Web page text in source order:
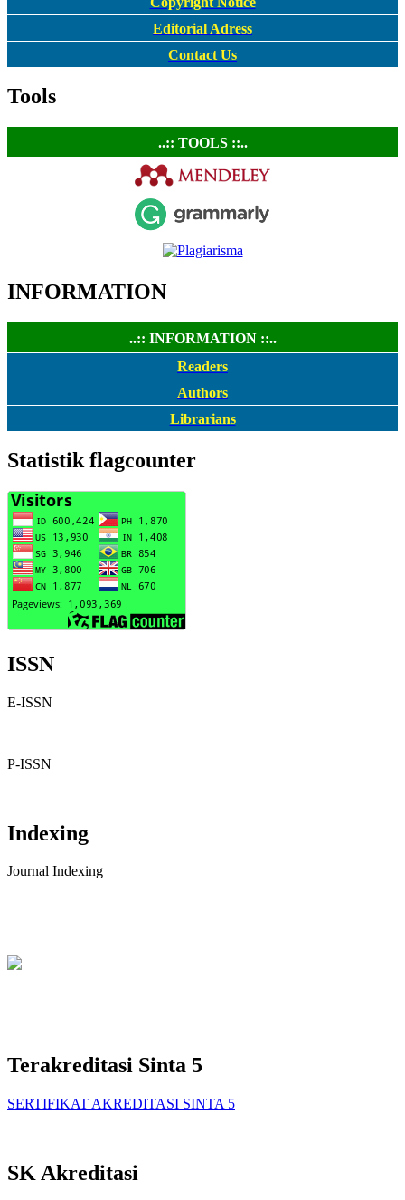
Editorial Adress
Contact Us
Tools
..:: TOOLS ::..
INFORMATION
..:: INFORMATION ::..
Readers
Authors
Librarians
Statistik flagcounter
ISSN
E-ISSN
P-ISSN
Indexing
Journal Indexing
Terakreditasi Sinta 5
SERTIFIKAT AKREDITASI SINTA 5
SK Akreditasi